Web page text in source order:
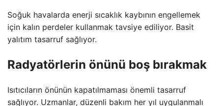
Soğuk havalarda enerji sıcaklık kaybının engellemek
için kalın perdeler kullanmak tavsiye ediliyor. Basit
yalıtım tasarruf sağlıyor.
Radyatörlerin önünü boş bırakmak
Isıtıcıların önünün kapatılmaması önemli tasarruf
sağlıyor. Uzmanlar, düzenli bakım her yıl uygulanmalı